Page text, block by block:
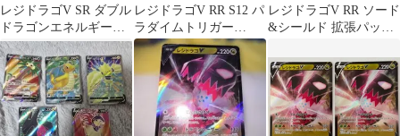
レジドラゴV SR ダブル
ドラゴンエネルギー
+デッキパーツ
レジドラゴV RR S12 パ
ラダイムトリガー
076/098
レジドラゴV RR ソード
&シールド 拡張パック
ラ 0…